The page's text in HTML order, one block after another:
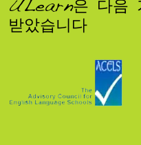
ULearn은 다음
받았습니다